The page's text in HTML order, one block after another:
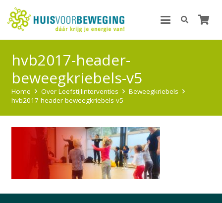
hvb2017-header-
beweegkriebels-v5
Home Over Leefstijlinterventies
Beweegkriebels
hvb2017-header-beweegkriebels-v5